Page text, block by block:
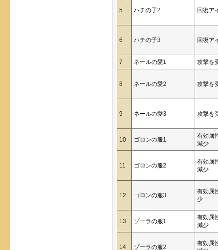
5 ハチの子2 回復ア
6 ハチの子3 回復ア
7 ネールの愛1 攻撃を
8 ネールの愛2 攻撃を
9 ネールの愛3 攻撃を
10 ゴロンの服1
有効属
減少
11 ゴロンの服2
有効属
減少
12 ゴロンの服3
有効属
少
13 ゾーラの服1
有効属
減少
14 ゾーラの服2
有効属